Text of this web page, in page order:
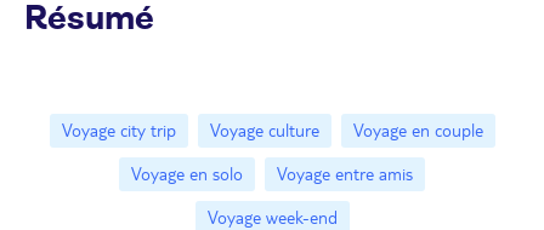
Résumé
Voyage city trip Voyage culture
Voyage en couple
Voyage en solo
Voyage entre amis
Voyage week-end